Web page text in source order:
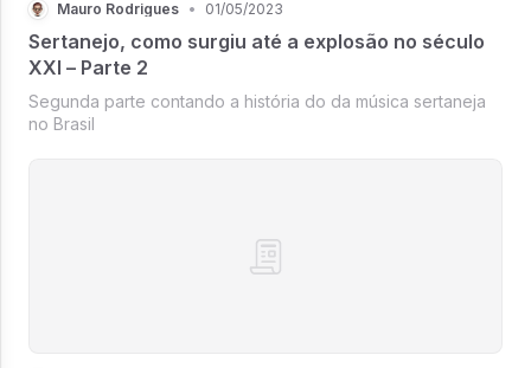
Mauro Rodrigues • 01/05/2023
Sertanejo, como surgiu até a explosão no século
XXI – Parte 2
Segunda parte contando a história do da música sertaneja
no Brasil